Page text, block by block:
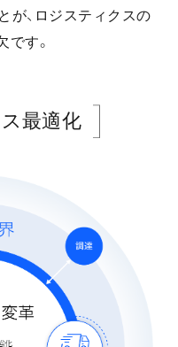
が、ロジスティクスの
です。
最適化